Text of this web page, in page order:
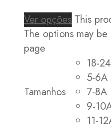
Ver opções This
The options may
page
Tamanhos
18-
5-6A
7-8A
9-
11-